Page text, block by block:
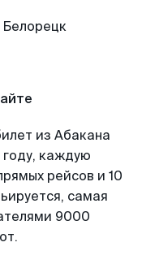
из Абакана
каждую
рейсов и 10
самая
9000